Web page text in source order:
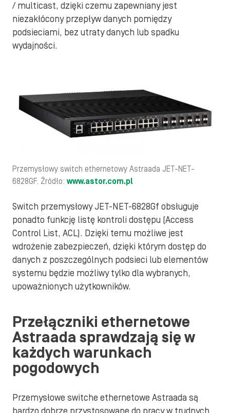
/ multicast, dzięki czemu zapewniany jest
niezakłócony przepływ danych pomiędzy
podsieciami, bez utraty danych lub spadku
wydajności.
Przemysłowy switch ethernetowy Astraada JET-NET-
6828GF. Źródło: www.astor.com.pl
Switch przemysłowy JET-NET-6828Gf obsługuje
ponadto funkcję listę kontroli dostępu (Access
Control List, ACL). Dzięki temu możliwe jest
wdrożenie zabezpieczeń, dzięki którym dostęp do
danych z poszczególnych podsieci lub elementów
systemu będzie możliwy tylko dla wybranych,
upoważnionych użytkowników.
Przełączniki ethernetowe
Astraada sprawdzają się w
każdych warunkach
pogodowych
Przemysłowe switche ethernetowe Astraada są